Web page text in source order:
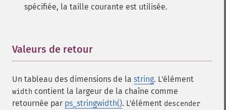
spécifiée, la taille courante est utilisée.
Valeurs de retour
Un tableau des dimensions de la string. L'élément
width contient la largeur de la chaîne comme
retournée par ps_stringwidth(). L'élément descender